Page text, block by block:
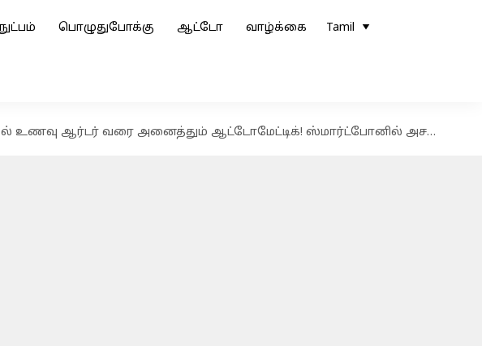
பொழுதுபோக்கு ஆட்டோ வாழ்க்கை Tamil
ஆர்டர் வரை அனைத்தும் ஆட்டோமேட்டிக்! ஸ்மார்ட்போனில் அசத்தல் அப்டேட்